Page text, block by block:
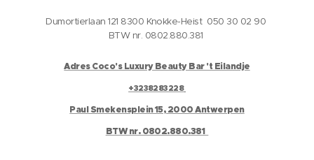
Dumortierlaan 121 8300 Knokke-Heist 050 30 02 90
BTW nr. 0802.880.381
Adres Coco's Luxury Beauty Bar 't Eilandje
+3238283228
Paul Smekensplein 15, 2000 Antwerpen
BTW nr. 0802.880.381